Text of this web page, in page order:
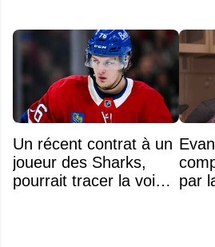
Un récent contrat à un
joueur des Sharks,
pourrait tracer la voie à par